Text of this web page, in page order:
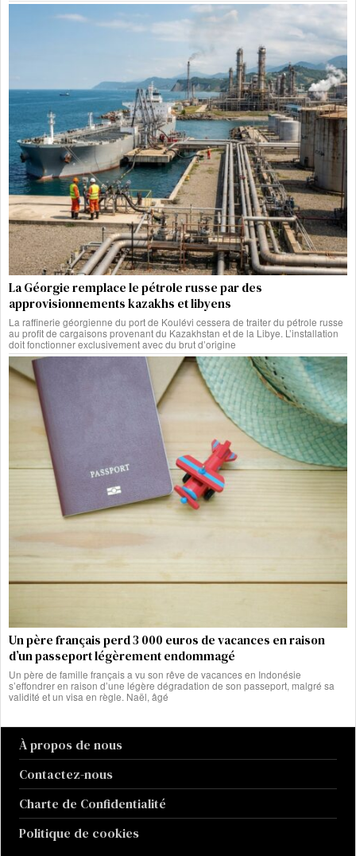
La Géorgie remplace le pétrole russe par des
approvisionnements kazakhs et libyens
La raffinerie géorgienne du port de Koulévi cessera de traiter du pétrole russe
au profit de cargaisons provenant du Kazakhstan et de la Libye. L’installation
doit fonctionner exclusivement avec du brut d’origine
Un père français perd 3 000 euros de vacances en raison
d’un passeport légèrement endommagé
Un père de famille français a vu son rêve de vacances en Indonésie
s’effondrer en raison d’une légère dégradation de son passeport, malgré sa
validité et un visa en règle. Naël, âgé
À propos de nous
Contactez-nous
Charte de Confidentialité
Politique de cookies